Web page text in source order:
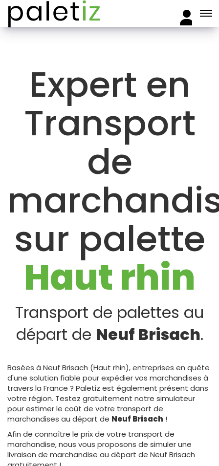
Expert en
Transport
de
sur palette
Haut rhin
Transport de palettes au
départ de Neuf Brisach.
Basées à Neuf Brisach (Haut rhin), entreprises en quête
d'une solution fiable pour expédier vos marchandises à
travers la France ? Paletiz est également présent dans
votre région. Testez gratuitement notre simulateur
pour estimer le coût de votre transport de
marchandises au départ de Neuf Brisach !
Afin de connaître le prix de votre transport de
marchandise, nous vous proposons de simuler une
livraison de marchandise au départ de Neuf Brisach